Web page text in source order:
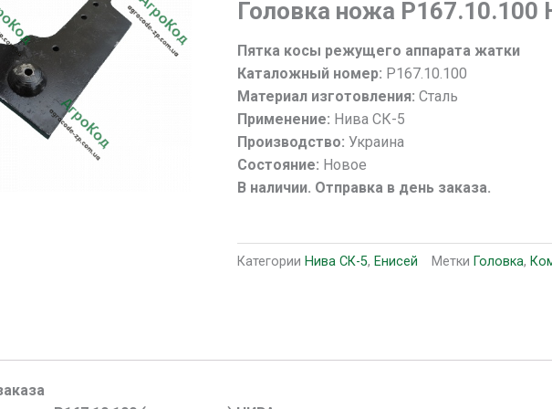
ножа
(пятка
косы)
НИВА
Головка ножа
Пятка косы режущего аппарата жатки
Каталожный номер: Р167.10.100
Материал изготовления:Сталь
Применение: Нива СК-5
Производство: Украина
Состояние: Новое
В наличии. Отправка в день заказа.
Категории Нива СК-5, Енисей Метки Головка,